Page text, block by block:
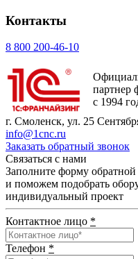
Контакты
8 800 200-46-10
партнер
с 1994
г. Смоленск, ул. 25
info@1cnc.ru
Заказать обратный звонок
Связаться с нами
Заполните форму
и поможем подобрать
индивидуальный проект
Контактное лицо *
Телефон *